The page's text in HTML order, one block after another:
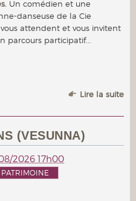
Un comédien et une
danseuse de la Cie
vous attendent et vous invitent
parcours participatif...
Lire la suite
(VESUNNA)
2026 17h00
PATRIMOINE